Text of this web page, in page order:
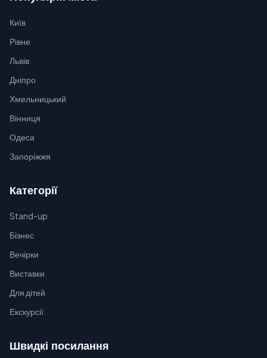
Київ
Рівне
Львів
Дніпро
Хмельницький
Вінниця
Одеса
Запоріжжя
Категорії
Stand-up
Бізнес
Вечірки
Виставки
Для дітей
Екскурсії
Швидкі посилання